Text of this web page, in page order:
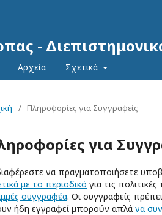
-
Αρχεία Σχετικά
/ Πληροφορίες για Συγγραφείς
για
να πραγματοποιήσετε
με το περιοδικό για τις
συγγραφέα. Οι συγγραφείς
ήδη εγγραφεί μπορούν απλά να